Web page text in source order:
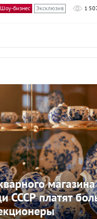
Шоу-бизнес Эксклюзив 1
СССР платят